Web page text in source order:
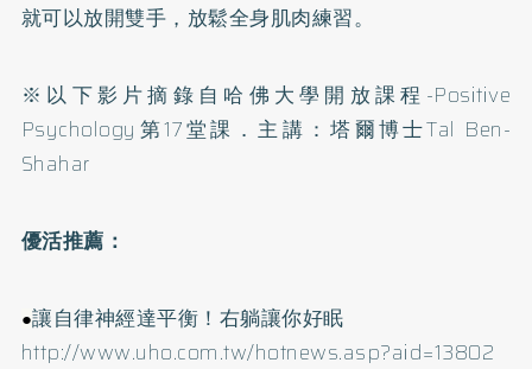
就可以放開雙手，放鬆全身肌肉練習。
※以下影片摘錄自哈佛大學開放課程-Positive
Psychology第17堂課．主講：塔爾博士Tal Ben-
Shahar
優活推薦：
●讓自律神經達平衡！右躺讓你好眠
http://www.uho.com.tw/hotnews.asp?aid=13802